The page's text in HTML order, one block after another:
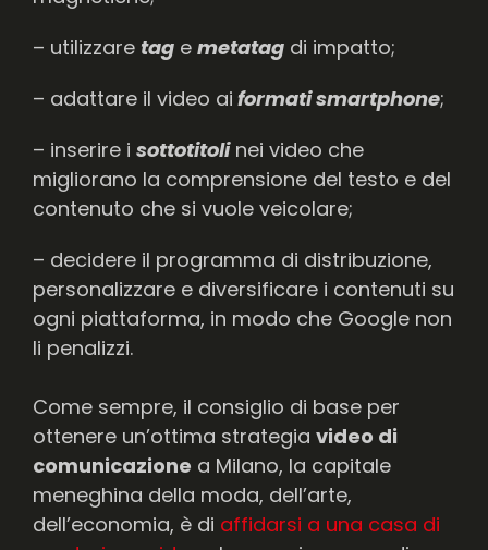
– utilizzare tag e metatag di impatto;
– adattare il video ai formati smartphone;
– inserire i sottotitolinei video che
migliorano la comprensione del testo e del
contenuto che si vuole veicolare;
– decidere il programma di distribuzione,
personalizzare e diversificare i contenuti su
ogni piattaforma, in modo che Google non
li penalizzi.
Come sempre, il consiglio di base per
ottenere un’ottima strategia video di
comunicazione a Milano, la capitale
meneghina della moda, dell’arte,
dell’economia, è di affidarsi a una casa di